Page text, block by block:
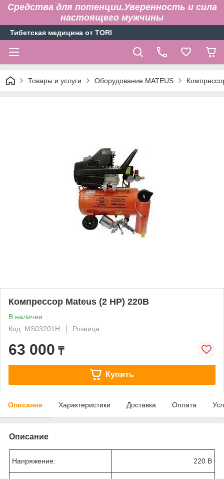
Средства для потенции.Уверенность и сила
настоящего мужчины
Тибетская медицина от TORI
Товары и услуги Оборудование MATEUS
Компрессор Mateus (2 HP) 220В
В наличии
Код: MS03201H
Розница
63 000 ₸
Купить
Описание Характеристики Доставка Оплата
Описание
Напряжение: 220 В